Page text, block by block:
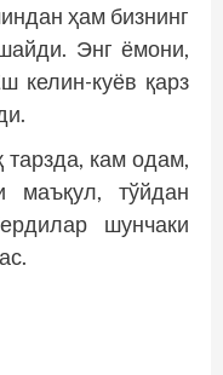
ҳам бизнинг
Энг ёмони,
келин-куёв қарз
тарзда, кам одам,
маъқул, тўйдан
шунчаки